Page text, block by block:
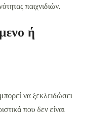
παιχνιδιών.
ή
να ξεκλειδώσει
που δεν είναι